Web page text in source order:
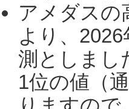
アメダスの
より、
測としまし
1位の値（